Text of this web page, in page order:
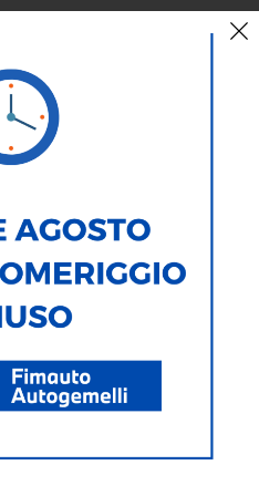
a Oxford:
tra Cina e
l'anno prossimo la
l'assemblaggio in Cina. Lo stop
della gamma del brand
2024 e porterà a una completa
la Mini a batteria sarà
Limited', lajoint venture
Nello stesso impianto sarà
elettrica, mentre la versione a
uscirà dall'anno prossimo dalle